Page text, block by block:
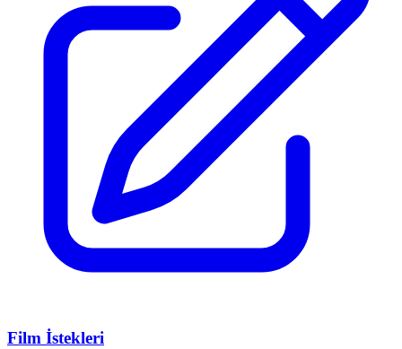
Film İstekleri